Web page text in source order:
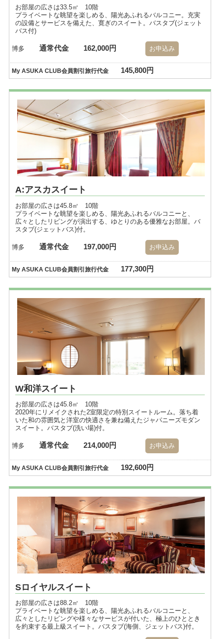
お部屋の広さは33.5㎡ 10階
プライベートな眺望を楽しめる、陽光あふれるバルコニー。充実
の設備とサービスを備えた、寛ぎのスイート。バスタブ(ジェット
バス付)
博多 通常代金 162,000円 お申込み
My ASUKA CLUB会員割引旅行代金 145,800円
A:アスカスイート
お部屋の広さは45.8㎡ 10階
プライベートな眺望を楽しめる、陽光あふれるバルコニーと、
広々としたリビングが演出する、ゆとりのある優雅なお部屋。バ
スタブ(ジェットバス)付。
博多 通常代金 197,000円 お申込み
My ASUKA CLUB会員割引旅行代金 177,300円
W和洋スイート
お部屋の広さは45.8㎡ 10階
2020年にリメイクされた2室限定の特別スイートルーム。落ち着
いた和の雰囲気と洋室の快適さを兼ね備えたジャパニーズモダン
スイート。バスタブ(洗い場)付。
博多 通常代金 214,000円 お申込み
My ASUKA CLUB会員割引旅行代金 192,600円
Sロイヤルスイート
お部屋の広さは88.2㎡ 10階
プライベートな眺望を楽しめる、陽光あふれるバルコニーと、
広々としたリビングや様々なサービスが付いた、極上のひととき
を約束する最上級スイート。バスタブ(海側、ジェットバス)付。